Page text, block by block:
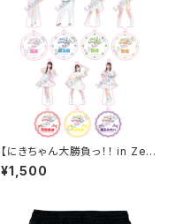
【にきちゃん大勝負っ！！ in Zep
p DiverCity】アクリルスタンド
キーホルダー
¥1,500